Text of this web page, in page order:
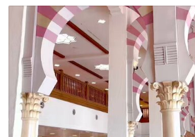
ト
数